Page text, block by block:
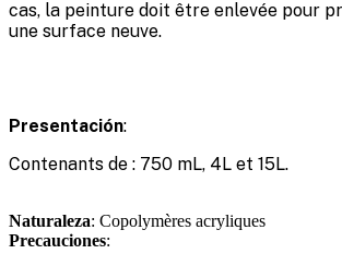
cas, la peinture doit être enlevée pour
une surface neuve.
Presentación:
Contenants de : 750 mL, 4L et 15L.
Naturaleza: Copolymères acryliques
Precauciones: